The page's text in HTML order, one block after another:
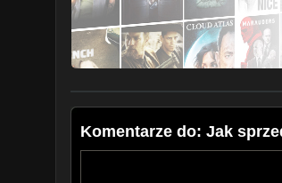
Komentarze do: Jak